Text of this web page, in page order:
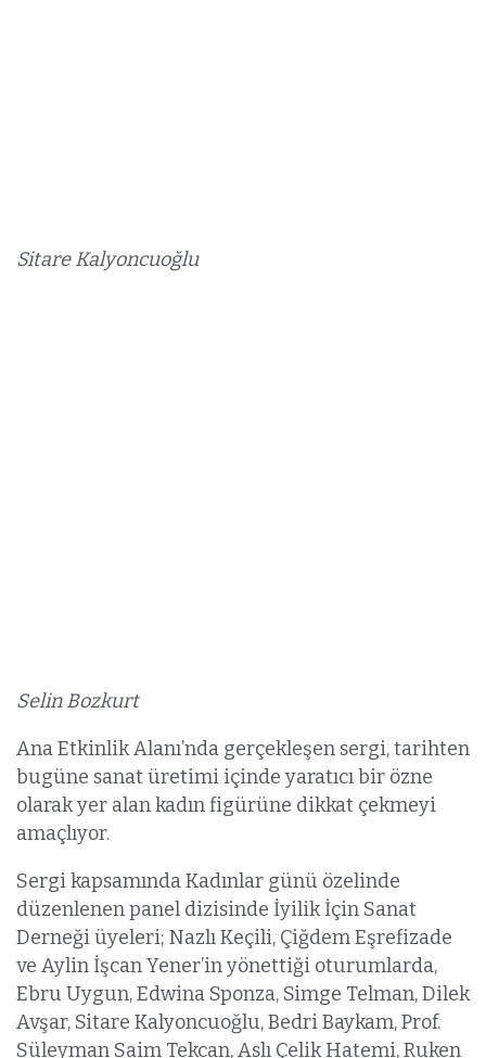
Sitare Kalyoncuoğlu
Selin Bozkurt
Ana Etkinlik Alanı’nda gerçekleşen sergi, tarihten
bugüne sanat üretimi içinde yaratıcı bir özne
olarak yer alan kadın figürüne dikkat çekmeyi
amaçlıyor.
Sergi kapsamında Kadınlar günü özelinde
düzenlenen panel dizisinde İyilik İçin Sanat
Derneği üyeleri; Nazlı Keçili, Çiğdem Eşrefizade
ve Aylin İşcan Yener’in yönettiği oturumlarda,
Ebru Uygun, Edwina Sponza, Simge Telman, Dilek
Avşar, Sitare Kalyoncuoğlu, Bedri Baykam, Prof.
Süleyman Saim Tekcan, Aslı Çelik Hatemi, Ruken